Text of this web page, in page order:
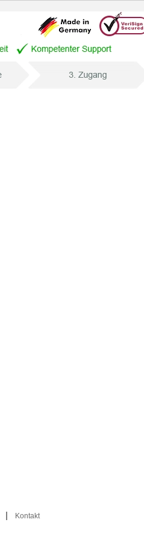
Kontakt